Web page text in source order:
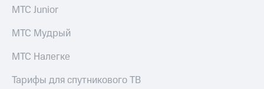
Дивиденды
Рынок
облигаций
Описание
Уведомление
МТС Junior
МТС Мудрый
МТС Налегке
Тарифы для спутникового ТВ